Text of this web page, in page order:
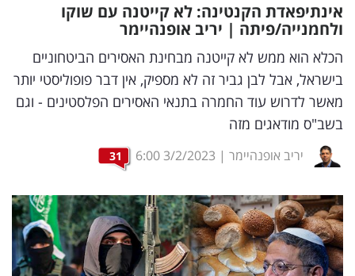
דיגיטל
וטק
שיווק
ופרסום
משפט
ומחקרים
דעות
אינתיפאדת הקנטינה: לא קייטנה עם שוקו
ולחמנייה/פיתה | יריב אופנהיימר
הכלא הוא ממש לא קייטנה מבחינת האסירים הביטחוניים
בישראל, אבל לבן גביר זה לא מספיק, אין דבר פופוליסטי יותר
מאשר לדרוש עוד החמרה בתנאי האסירים הפלסטינים - וגם
בשב"ס מודאגים מזה
יריב אופנהיימר |
3/2/2023
6:00
31